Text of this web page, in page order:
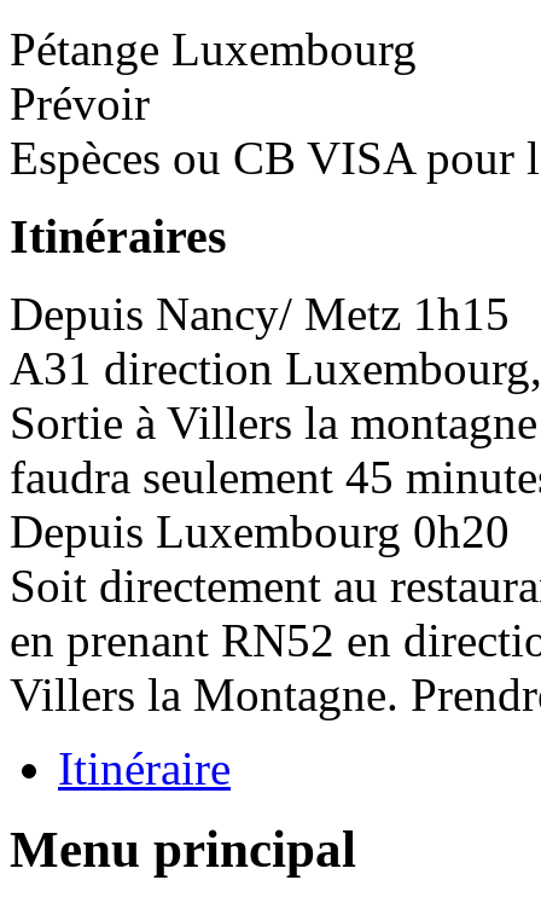
Pétange Luxembourg
Prévoir
Espèces ou CB VISA pour
Itinéraires
Depuis Nancy/ Metz 1h15
A31 direction
Sortie à Villers la
faudra seulement 45
Depuis Luxembourg 0h20
Soit directement au
en prenant RN52 en
Villers la Montagne.
Itinéraire
Menu principal